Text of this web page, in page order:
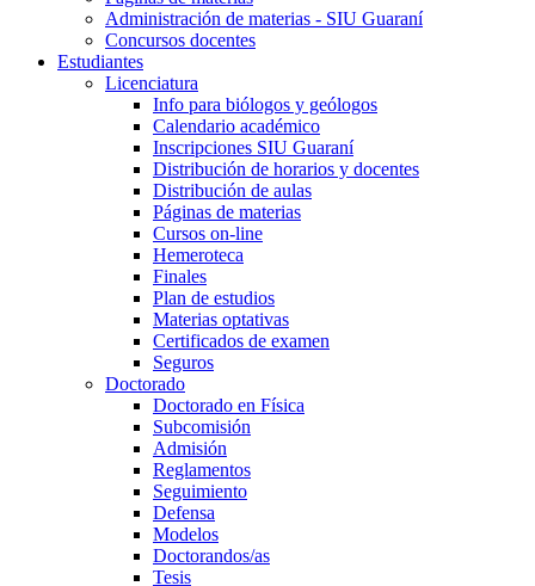
Administración de materias - SIU Guaraní
Concursos docentes
Estudiantes
Licenciatura
Info para biólogos y geólogos
Calendario académico
Inscripciones SIU Guaraní
Distribución de horarios y docentes
Distribución de aulas
Páginas de materias
Cursos on-line
Hemeroteca
Finales
Plan de estudios
Materias optativas
Certificados de examen
Seguros
Doctorado
Doctorado en Física
Subcomisión
Admisión
Reglamentos
Seguimiento
Defensa
Modelos
Doctorandos/as
Tesis